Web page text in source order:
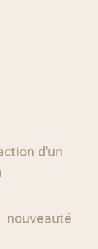
d'un
nouveauté